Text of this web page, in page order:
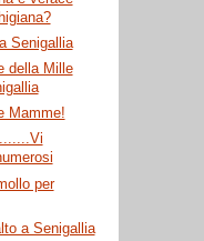
Senigallia
della Mille
Mamme!
per
a Senigallia